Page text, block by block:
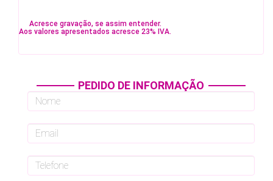
Acresce gravação, se assim entender.
Aos valores apresentados acresce 23% IVA.
PEDIDO DE INFORMAÇÃO